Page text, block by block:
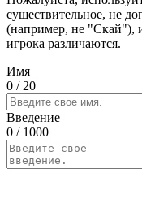
существительное, не
(например, не "Скай"),
игрока различаются.
Имя
0 / 20
Введение
0 / 1000